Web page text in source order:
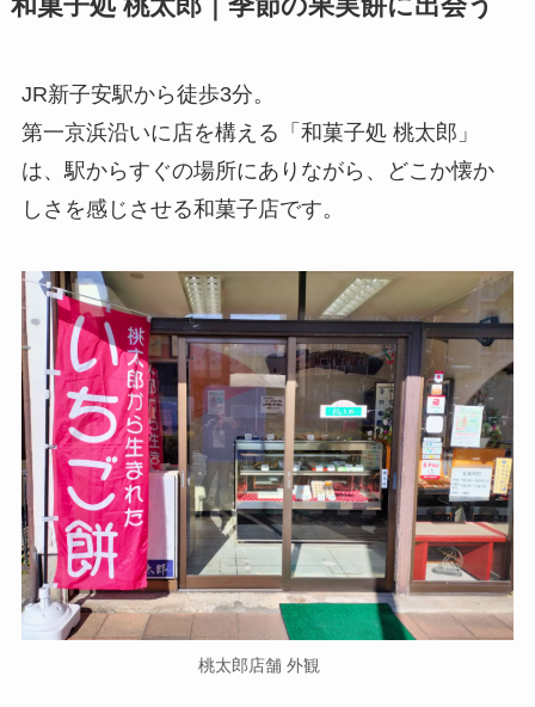
和菓子処 桃太郎｜季節の果実餅に出会う
JR新子安駅から徒歩3分。
第一京浜沿いに店を構える「和菓子処 桃太郎」
は、駅からすぐの場所にありながら、どこか懐か
しさを感じさせる和菓子店です。
桃太郎店舗 外観